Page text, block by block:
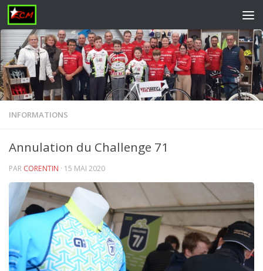
Skip to content
INFORMATIONS
Annulation du Challenge 71
PAR CORENTIN · 15 MAI 2020